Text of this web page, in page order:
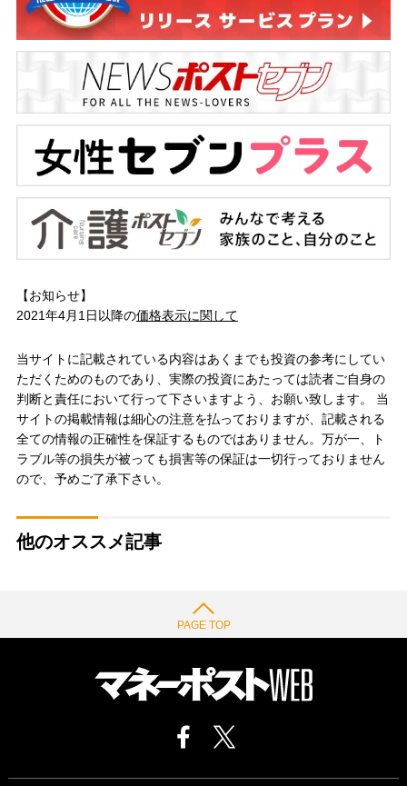
【お知らせ】
2021年4月1日以降の価格表示に関して
当サイトに記載されている内容はあくまでも投資の参考にしてい
ただくためのものであり、実際の投資にあたっては読者ご自身の
判断と責任において行って下さいますよう、お願い致します。 当
サイトの掲載情報は細心の注意を払っておりますが、記載される
全ての情報の正確性を保証するものではありません。万が一、ト
ラブル等の損失が被っても損害等の保証は一切行っておりません
ので、予めご了承下さい。
他のオススメ記事
PAGE TOP